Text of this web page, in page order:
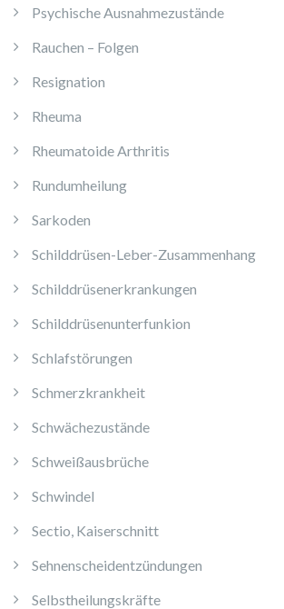
Psychische Ausnahmezustände
Rauchen – Folgen
Resignation
Rheuma
Rheumatoide Arthritis
Rundumheilung
Sarkoden
Schilddrüsen-Leber-Zusammenhang
Schilddrüsenerkrankungen
Schilddrüsenunterfunkion
Schlafstörungen
Schmerzkrankheit
Schwächezustände
Schweißausbrüche
Schwindel
Sectio, Kaiserschnitt
Sehnenscheidentzündungen
Selbstheilungskräfte